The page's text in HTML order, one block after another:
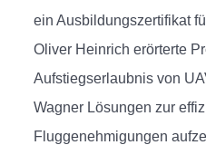
ein Ausbildungszertifikat
Oliver Heinrich erörterte
Aufstiegserlaubnis von
Wagner Lösungen zur
Fluggenehmigungen